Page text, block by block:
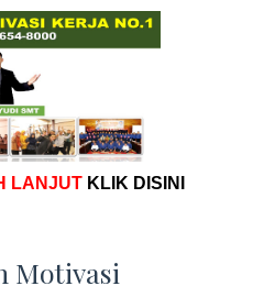
LANJUT KLIK DISINI
Motivasi